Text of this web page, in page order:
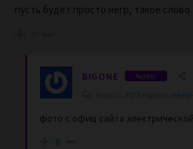
пусть будет просто негр, такое слово
BIGONE Author
FOX короче
фото с офиц сайта
8